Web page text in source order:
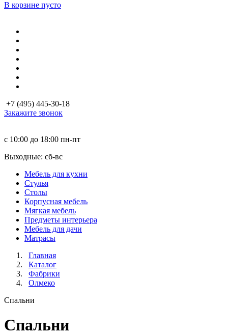
В корзине пусто
+7 (495) 445-30-18
Закажите звонок
с 10:00 до 18:00 пн-пт
Выходные: сб-вc
Мебель для кухни
Стулья
Столы
Корпусная мебель
Мягкая мебель
Предметы интерьера
Мебель для дачи
Матраcы
Главная
Каталог
Фабрики
Олмеко
Спальни
Спальни